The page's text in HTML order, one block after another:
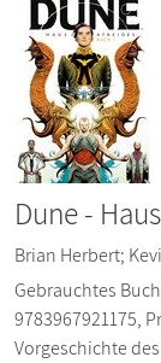
Dune -
Brian Herbert;
Gebrauchtes
9783967921175,
Vorgeschichte